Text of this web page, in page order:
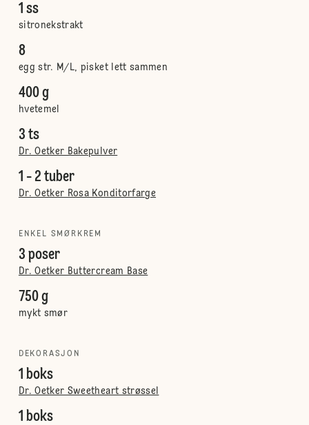
1 ss
sitronekstrakt
8
egg str. M/L, pisket lett sammen
400 g
hvetemel
3 ts
Dr. Oetker Bakepulver
1 - 2 tuber
Dr. Oetker Rosa Konditorfarge
ENKEL SMØRKREM
3 poser
Dr. Oetker Buttercream Base
750 g
mykt smør
DEKORASJON
1 boks
Dr. Oetker Sweetheart strøssel
1 boks